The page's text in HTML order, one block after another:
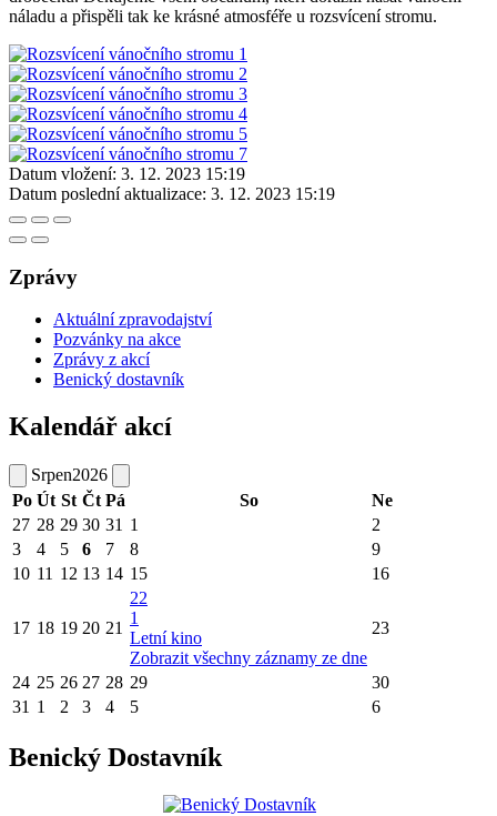
náladu a přispěli tak ke krásné atmosféře u rozsvícení stromu.
Datum vložení: 3. 12. 2023 15:19
Datum poslední aktualizace: 3. 12. 2023 15:19
Zprávy
Aktuální zpravodajství
Pozvánky na akce
Zprávy z akcí
Benický dostavník
Kalendář akcí
Srpen2026
Po Út St Čt Pá So
Ne
27 28 29 30 31 1
2
3
4 5 6 7 8
9
10 11 12 13 14 15 16
17 18 19 20 21
22
1
Letní kino
Zobrazit všechny záznamy ze dne
23
24 25 26 27 28 29
30
31 1 2 3 4 5 6
Benický Dostavník